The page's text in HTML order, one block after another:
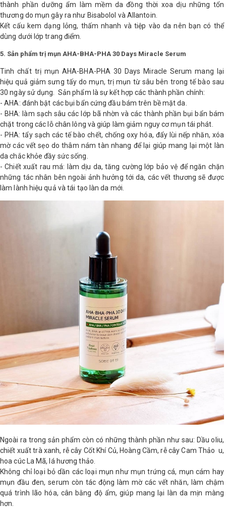
thành phần dưỡng ẩm làm mềm da đồng thời xoa dịu những tổn
thương do mụn gây ra như Bisabolol và Allantoin.
Kết cấu kem dạng lỏng, thấm nhanh và tiệp vào da nên bạn có thể
dùng dưới lớp trang điểm.
5. Sản phẩm trị mụn AHA-BHA-PHA 30 Days Miracle Serum
Tinh chất trị mụn AHA-BHA-PHA 30 Days Miracle Serum mang lại
hiệu quả giảm sưng tấy do mụn, trị mụn từ sâu bên trong tế bào sau
30 ngày sử dụng. Sản phẩm là sự kết hợp các thành phần chính:
- AHA: đánh bật các bụi bẩn cứng đầu bám trên bề mặt da.
- BHA: làm sạch sâu các lớp bã nhờn và các thành phần bụi bẩn bám
chặt trong các lỗ chân lông và giúp làm giảm nguy cơ mụn tái phát.
- PHA: tẩy sạch các tế bào chết, chống oxy hóa, đẩy lùi nếp nhăn, xóa
mờ các vết sẹo do thâm nám tàn nhang để lại giúp mang lại một làn
da chắc khỏe đầy sức sống.
- Chiết xuất rau má: làm dịu da, tăng cường lớp bảo vệ để ngăn chặn
những tác nhân bên ngoài ảnh hưởng tới da, các vết thương sẽ được
làm lành hiệu quả và tái tạo làn da mới.
Ngoài ra trong sản phẩm còn có những thành phần như sau: Dầu oliu,
chiết xuất trà xanh, rễ cây Cốt Khí Củ, Hoàng Cầm, rễ cây Cam Thảo u,
hoa cúc La Mã, lá hương thảo.
Không chỉ loại bỏ dần các loại mụn như mụn trứng cá, mụn cám hay
mụn đầu đen, serum còn tác động làm mờ các vết nhăn, làm chậm
quá trình lão hóa, cân bằng độ ẩm, giúp mang lại làn da mịn màng
hơn.